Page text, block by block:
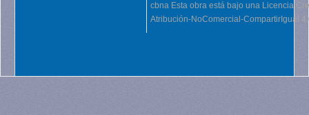
cbna Esta obra está bajo una Licencia
Atribución-NoComercial-CompartirIgual